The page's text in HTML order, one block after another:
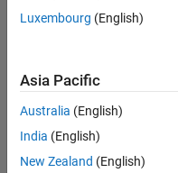
Luxembourg (English)
Asia Pacific
Australia (English)
India (English)
New Zealand (English)
MathWorks
Accelerating the pace of
Try or Buy
Learn to Use